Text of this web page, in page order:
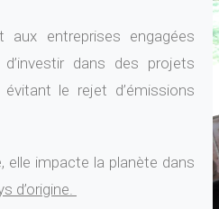
aux entreprises engagées
dans des projets
le rejet d’émissions
elle impacte la planète dans
d’origine.